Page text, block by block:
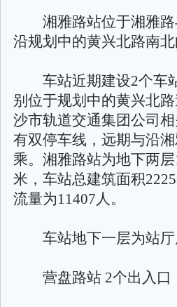
湘雅路站位于湘雅路
沿规划中的黄兴北路南
车站近期建设2个车站
别位于规划中的黄兴北
沙市轨道交通集团公司
有双停车线，远期与沿
乘。湘雅路站为地下两
米，车站总建筑面积
流量为11407人。
车站地下一层为站厅
营盘路站 2个出入口